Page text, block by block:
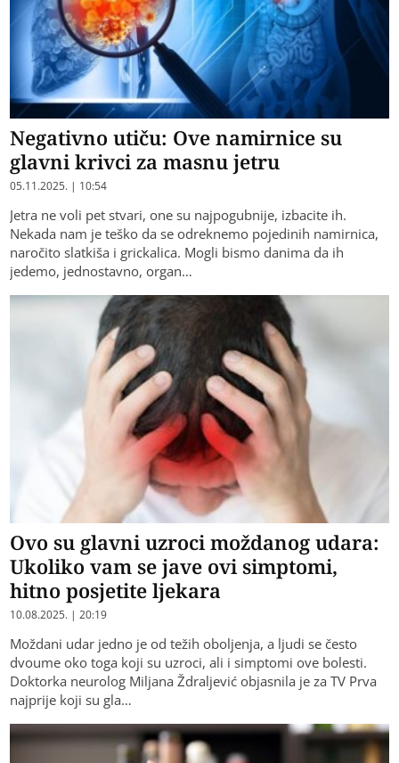
Negativno utiču: Ove namirnice su
glavni krivci za masnu jetru
05.11.2025. | 10:54
Jetra ne voli pet stvari, one su najpogubnije, izbacite ih.
Nekada nam je teško da se odreknemo pojedinih namirnica,
naročito slatkiša i grickalica. Mogli bismo danima da ih
jedemo, jednostavno, organ…
Ovo su glavni uzroci moždanog udara:
Ukoliko vam se jave ovi simptomi,
hitno posjetite ljekara
10.08.2025. | 20:19
Moždani udar jedno je od težih oboljenja, a ljudi se često
dvoume oko toga koji su uzroci, ali i simptomi ove bolesti.
Doktorka neurolog Miljana Ždraljević objasnila je za TV Prva
najprije koji su gla…